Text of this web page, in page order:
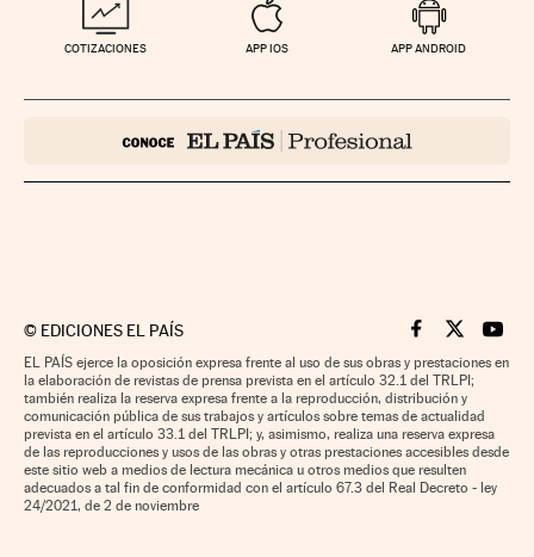
COTIZACIONES APP IOS APP ANDROID
© EDICIONES EL PAÍS Cinco Días en
Cinco Días
Cinco
EL PAÍS ejerce la oposición expresa frente al uso de sus obras y prestaciones en
la elaboración de revistas de prensa prevista en el artículo 32.1 del TRLPI;
también realiza la reserva expresa frente a la reproducción, distribución y
comunicación pública de sus trabajos y artículos sobre temas de actualidad
prevista en el artículo 33.1 del TRLPI; y, asimismo, realiza una reserva expresa
de las reproducciones y usos de las obras y otras prestaciones accesibles desde
este sitio web a medios de lectura mecánica u otros medios que resulten
adecuados a tal fin de conformidad con el artículo 67.3 del Real Decreto - ley
24/2021, de 2 de noviembre